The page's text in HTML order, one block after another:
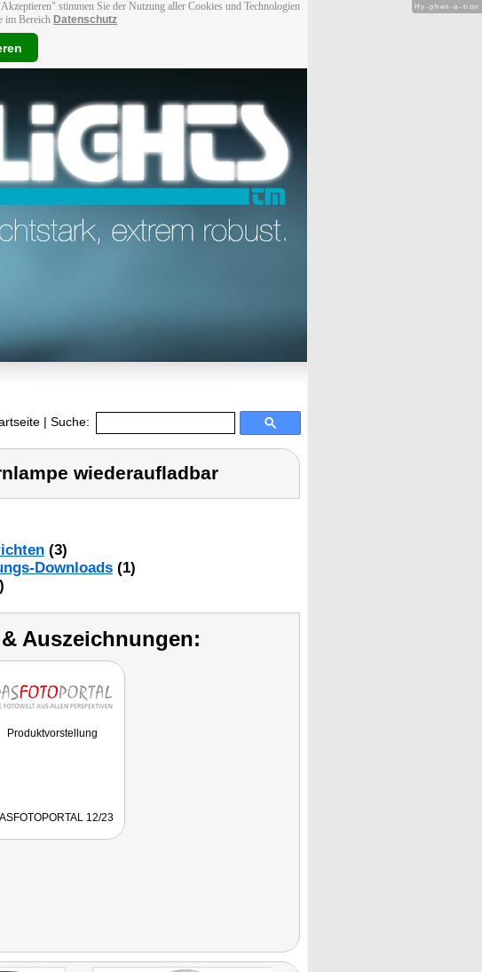
stimmen Sie der Nutzung aller Cookies und Technologien
im Bereich Datenschutz
| Suche:
wiederaufladbar
(3)
Downloads (1)
Auszeichnungen:
Produktvorstellung
12/23
Hy-phen-a-tion